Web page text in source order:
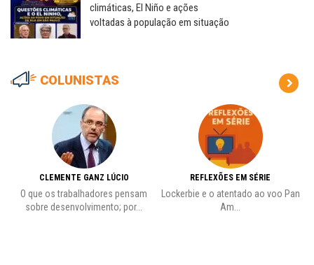
climáticas, El Niño e ações
voltadas à população em situação
COLUNISTAS
CLEMENTE GANZ LÚCIO
O que os trabalhadores pensam
sobre desenvolvimento; por...
REFLEXÕES EM SÉRIE
Lockerbie e o atentado ao voo Pan
Am...